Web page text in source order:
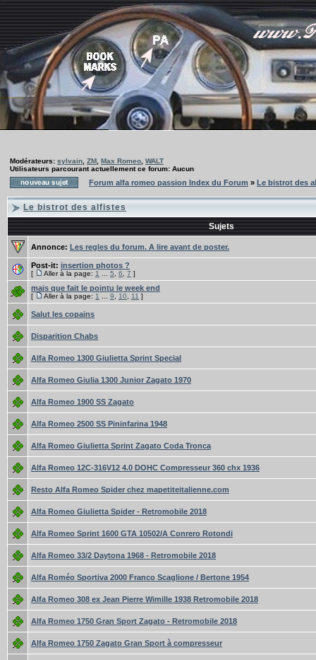
Modérateurs: sylvain ZM Max Romeo WALT
Utilisateurs parcourant actuellement ce forum: Aucun
Forum alfa romeo passion Index du Forum » Le bistrot des
Le bistrot des alfistes
Sujets
Annonce: Les regles du forum. A lire avant de poster.
Post-it: insertion photos ?
[ Aller à la page: 1 5 6 7 ]
mais que fait le pointu le week end
[ Aller à la page: 1 9 10 11 ]
Salut les copains
Disparition Chabs
Alfa Romeo 1300 Giulietta Sprint Special
Alfa Romeo Giulia 1300 Junior Zagato 1970
Alfa Romeo 1900 SS Zagato
Alfa Romeo 2500 SS Pininfarina 1948
Alfa Romeo Giulietta Sprint Zagato Coda Tronca
Alfa Romeo 12C-316V12 4.0 DOHC Compresseur 360 chx 1936
Resto Alfa Romeo Spider chez mapetiteitalienne.com
Alfa Romeo Giulietta Spider - Retromobile 2018
Alfa Romeo Sprint 1600 GTA 10502/A Conrero Rotondi
Alfa Romeo 33/2 Daytona 1968 - Retromobile 2018
Alfa Roméo Sportiva 2000 Franco Scaglione / Bertone 1954
Alfa Romeo 308 ex Jean Pierre Wimille 1938 Retromobile 2018
Alfa Romeo 1750 Gran Sport Zagato - Retromobile 2018
Alfa Romeo 1750 Zagato Gran Sport à compresseur